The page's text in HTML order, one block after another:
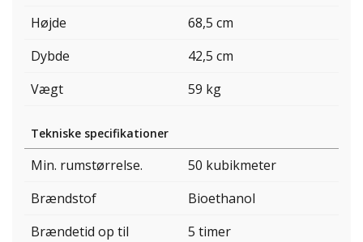
Højde
68,5 cm
Dybde
42,5 cm
Vægt
59 kg
Tekniske specifikationer
Min. rumstørrelse.
50 kubikmeter
Brændstof
Bioethanol
Brændetid op til
5 timer